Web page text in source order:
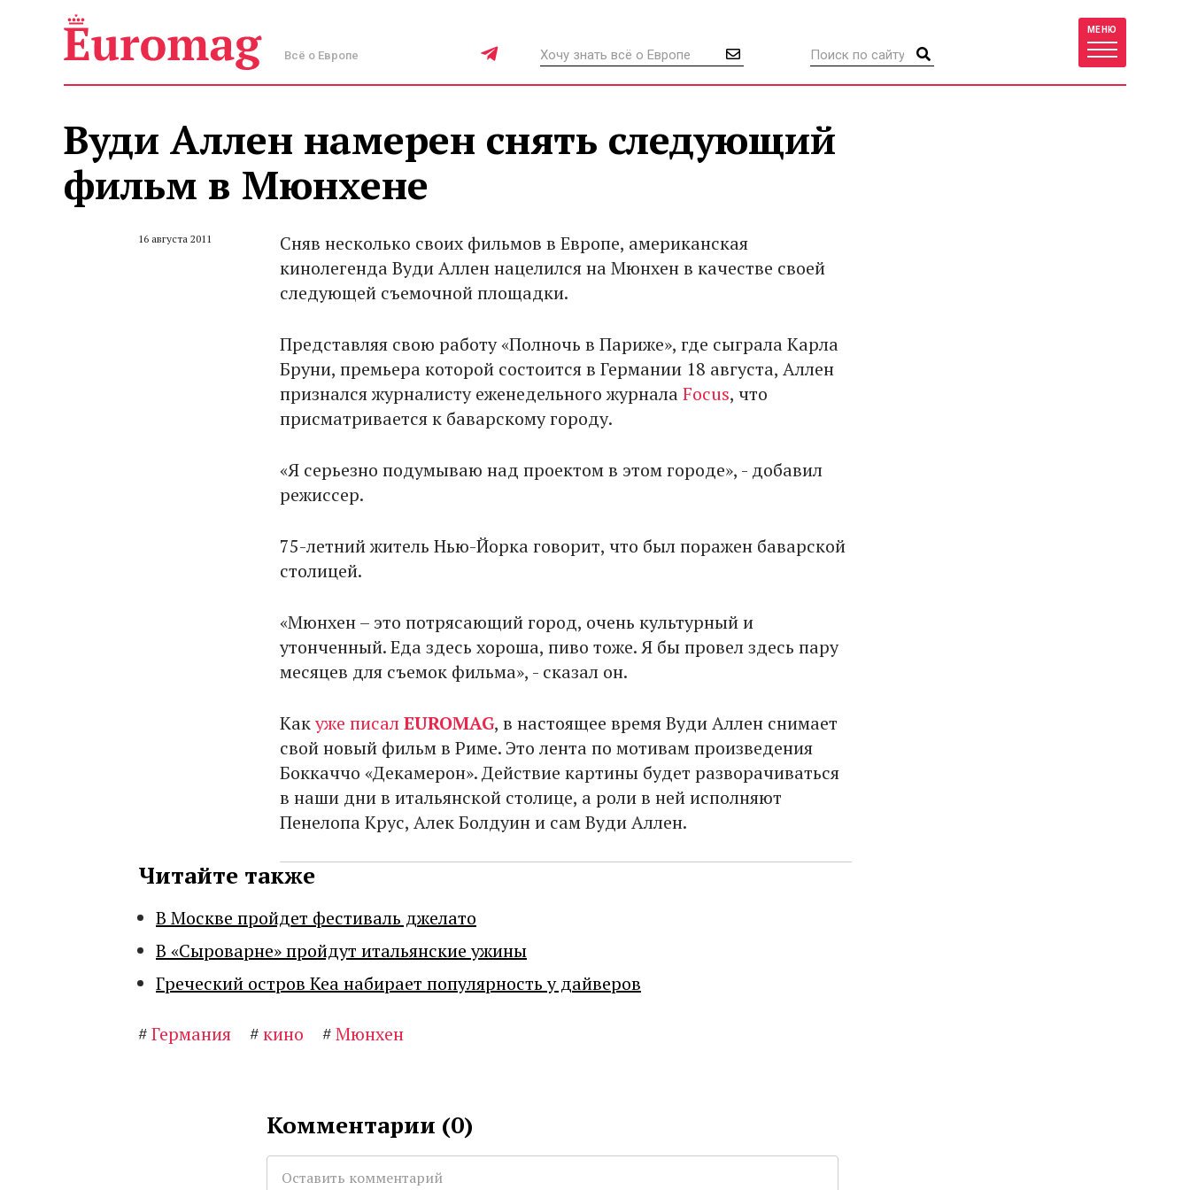
Всё о Европе
МЕНЮ
Вуди Аллен намерен снять следующий
фильм в Мюнхене
16 августа 2011
Сняв несколько своих фильмов в Европе, американская
кинолегенда Вуди Аллен нацелился на Мюнхен в качестве своей
следующей съемочной площадки.
Представляя свою работу «Полночь в Париже», где сыграла Карла
Бруни, премьера которой состоится в Германии 18 августа, Аллен
признался журналисту еженедельного журналаFocus, что
присматривается к баварскому городу.
«Я серьезно подумываю над проектом в этом городе», - добавил
режиссер.
75-летний житель Нью-Йорка говорит, что был поражен баварской
столицей.
«Мюнхен – это потрясающий город, очень культурный и
утонченный. Еда здесь хороша, пиво тоже. Я бы провел здесь пару
месяцев для съемок фильма», - сказал он.
Какуже писалEUROMAG, в настоящее время Вуди Аллен снимает
свой новый фильм в Риме. Это лента по мотивам произведения
Боккаччо «Декамерон». Действие картины будет разворачиваться
в наши дни в итальянской столице, а роли в ней исполняют
Пенелопа Крус, Алек Болдуин и сам Вуди Аллен.
Читайте также
В Москве пройдет фестиваль джелато
В «Сыроварне» пройдут итальянские ужины
Греческий остров Кеа набирает популярность у дайверов
#Германия #кино #Мюнхен
Комментарии (0)